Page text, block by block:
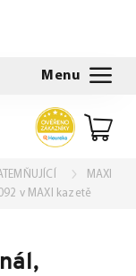
MAXI
v MAXI kazetě